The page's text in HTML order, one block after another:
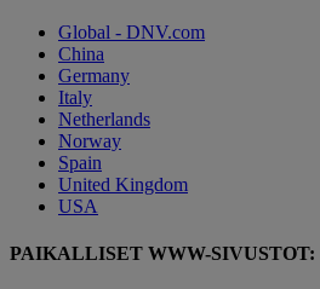
Global - DNV.com
China
Germany
Italy
Netherlands
Norway
Spain
United Kingdom
USA
PAIKALLISET WWW-SIVUSTOT: